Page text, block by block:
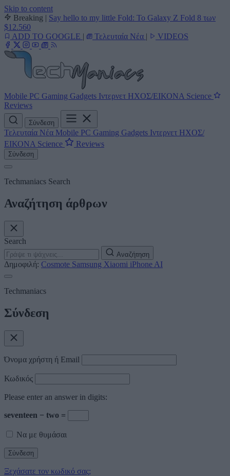
Skip to content
Breaking | Say hello to my little Fold: Το Galaxy Z Fold 8 των
$12.560
ADD TO GOOGLE | Τελευταία Νέα | VIDEOS
Mobile PC Gaming Gadgets Ιντερνετ ΗΧΟΣ/ΕΙΚΟΝΑ Science
Reviews
Σύνδεση
Τελευταία Νέα Mobile PC Gaming Gadgets Ιντερνετ ΗΧΟΣ/
ΕΙΚΟΝΑ Science Reviews
Σύνδεση
Techmaniacs Search
Αναζήτηση άρθρων
Search
Αναζήτηση
Δημοφιλή: Cosmote Samsung Xiaomi iPhone AI
Techmaniacs
Σύνδεση
Όνομα χρήστη ή Email
Κωδικός
Please enter an answer in digits:
seventeen − two =
Να με θυμάσαι
Ξεχάσατε τον κωδικό σας;